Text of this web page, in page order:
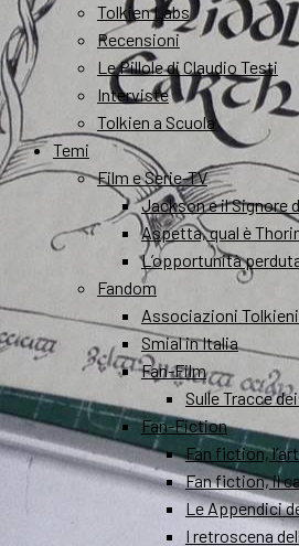
Tolkien Labs
Recensioni
Le Pillole di Claudio Testi
Interviste
Tolkien a Scuola
Temi
Film e Serie-TV
Jackson e il Signore
Aspetta, qual è
L’opportunità
Fandom
Associazioni
Smial in Italia
Fan-Film
Sulle Tracce
Fan-Fiction
Fan fiction,
Fan fiction, il
Le Appendici
I retroscena